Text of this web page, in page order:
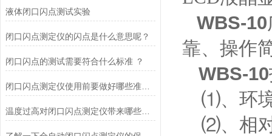
液体闭口闪点测试实验
闭口闪点测定仪的闪点是什么意思呢？
闭口闪点的测试需要符合什么标准 ？
闭口闪点测定仪使用前要做好哪些准备工作?
温度过高对闭口闪点测定仪带来哪些影响?
WBS-10
靠、操作
WBS-10
⑴、环
⑵、相对